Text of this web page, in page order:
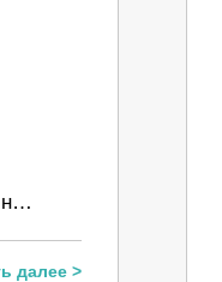
н…
далее >